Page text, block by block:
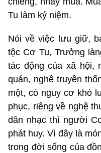
Tu làm kỷ niệm.
Nói về việc lưu giữ,
tộc Cơ Tu, Trưởng
tác động của xã hội,
quán, nghề truyền
một, có nguy cơ khó
phục, riêng về nghệ
dân nhạc thì người
phát huy. Vì đây là
trong đời sống của